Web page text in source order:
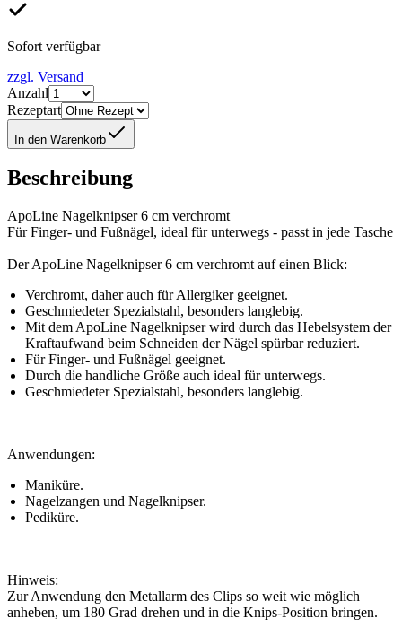
Sofort verfügbar
zzgl. Versand
Anzahl
Rezeptart
In den Warenkorb
Beschreibung
ApoLine Nagelknipser 6 cm verchromt
Für Finger- und Fußnägel, ideal für unterwegs - passt in jede Tasche
Der ApoLine Nagelknipser 6 cm verchromt auf einen Blick:
Verchromt, daher auch für Allergiker geeignet.
Geschmiedeter Spezialstahl, besonders langlebig.
Mit dem ApoLine Nagelknipser wird durch das Hebelsystem der
Kraftaufwand beim Schneiden der Nägel spürbar reduziert.
Für Finger- und Fußnägel geeignet.
Durch die handliche Größe auch ideal für unterwegs.
Geschmiedeter Spezialstahl, besonders langlebig.
Anwendungen:
Maniküre.
Nagelzangen und Nagelknipser.
Pediküre.
Hinweis:
Zur Anwendung den Metallarm des Clips so weit wie möglich
anheben, um 180 Grad drehen und in die Knips-Position bringen.